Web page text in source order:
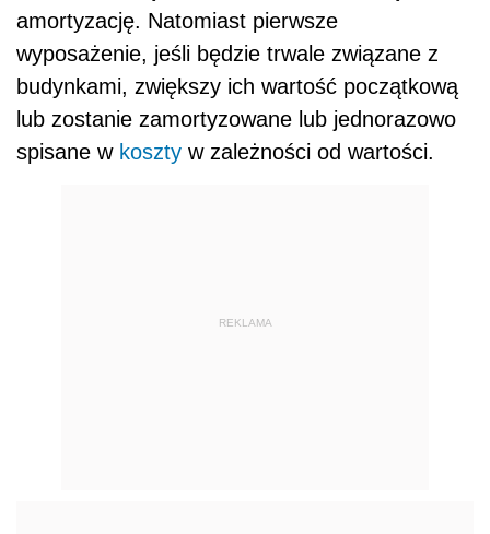
amortyzację. Natomiast pierwsze
wyposażenie, jeśli będzie trwale związane z
budynkami, zwiększy ich wartość początkową
lub zostanie zamortyzowane lub jednorazowo
spisane w koszty w zależności od wartości.
REKLAMA